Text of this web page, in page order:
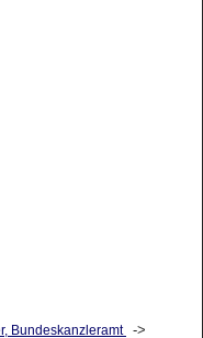
Bundeskanzleramt ->